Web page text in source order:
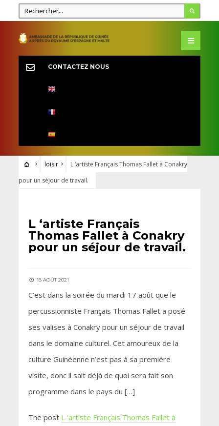
CONTACTEZ NOUS
loisir
L ‘artiste Français Thomas Fallet à Conakry
pour un séjour de travail.
L ‘artiste Français
Thomas Fallet à Conakry
pour un séjour de travail.
18 AOÛT 2021
C’est dans la soirée du mardi 17 août que le
percussionniste Français Thomas Fallet a posé
ses valises à Conakry pour un séjour de travail
dans le domaine culturel. Cet amoureux de la
culture Guinéenne n’est pas à sa première
visite, donc il sait déjà de quoi sera fait son
programme dans le pays du […]
The post L ‘artiste Français Thomas Fallet à